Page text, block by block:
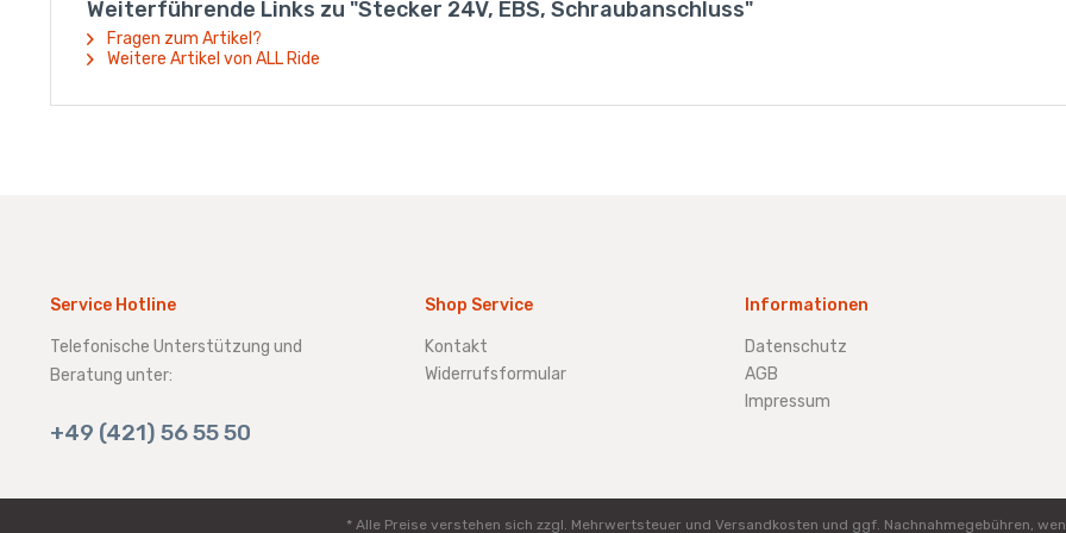
Weiterführende Links zu "Stecker 24V, EBS, Schraubanschluss"
Fragen zum Artikel?
Weitere Artikel von ALL Ride
Service Hotline
Telefonische Unterstützung und
Beratung unter:
+49 (421) 56 55 50
Shop Service
Kontakt
Widerrufsformular
Informationen
Datenschutz
AGB
Impressum
* Alle Preise verstehen sich zzgl. Mehrwertsteuer und Versandkosten und ggf. Nachnahmegebühren,